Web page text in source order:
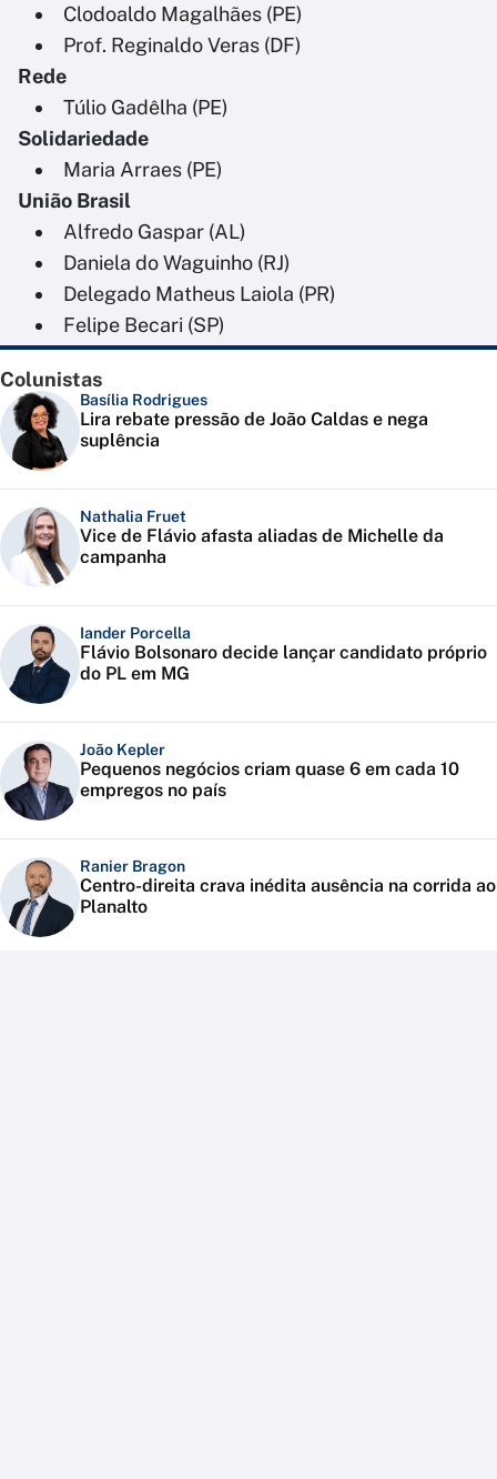
Clodoaldo Magalhães (PE)
Prof. Reginaldo Veras (DF)
Rede
Túlio Gadêlha (PE)
Solidariedade
Maria Arraes (PE)
União Brasil
Alfredo Gaspar (AL)
Daniela do Waguinho (RJ)
Delegado Matheus Laiola (PR)
Felipe Becari (SP)
Colunistas
Basília Rodrigues
Lira rebate pressão de João Caldas e nega
suplência
Nathalia Fruet
Vice de Flávio afasta aliadas de Michelle da
campanha
Iander Porcella
Flávio Bolsonaro decide lançar candidato próprio
do PL em MG
João Kepler
Pequenos negócios criam quase 6 em cada 10
empregos no país
Ranier Bragon
Centro-direita crava inédita ausência na corrida ao
Planalto